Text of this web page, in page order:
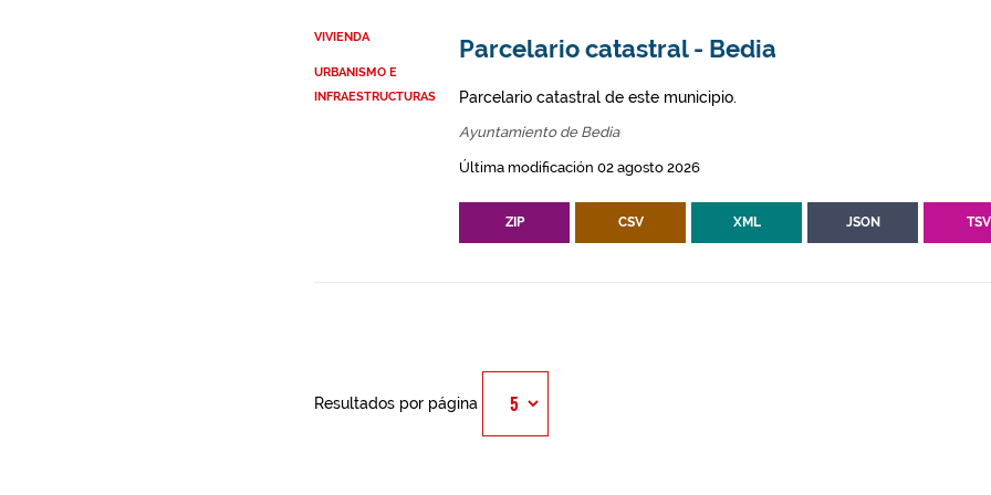
VIVIENDA
URBANISMO E
INFRAESTRUCTURAS
Parcelario catastral - Bedia
Parcelario catastral de este municipio.
Ayuntamiento de Bedia
Última modificación 02 agosto 2026
ZIP CSV XML JSON TSV
Resultados por página